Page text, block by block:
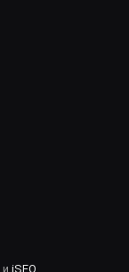
и iSEO